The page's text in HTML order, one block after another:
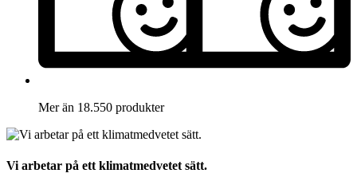
Mer än 18.550 produkter
Vi arbetar på ett klimatmedvetet sätt.